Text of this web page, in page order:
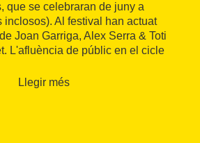
que se celebraran de juny a
inclosos). Al festival han actuat
Joan Garriga, Alex Serra & Toti
L'afluència de públic en el cicle
de poder dur a terme aquestes
Llegir més